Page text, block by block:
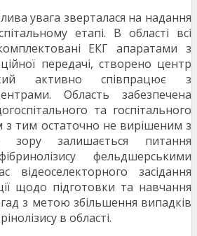
увага зверталася на надання
етапі. В області всі
ЕКГ апаратами з
передачі, створено центр
активно співпрацює з
Область забезпечена
та госпітального
з тим остаточно не вирішеним з
зору залишається питання
фельдшерськими
відеоселекторного засідання
щодо підготовки та навчання
з метою збільшення випадків
в області.